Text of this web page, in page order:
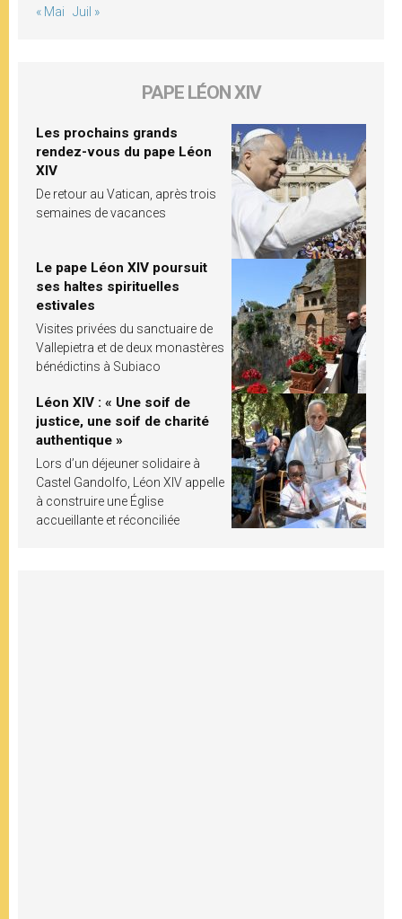
« Mai Juil »
PAPE LÉON XIV
Les prochains grands
rendez-vous du pape Léon
XIV
De retour au Vatican, après trois
semaines de vacances
Le pape Léon XIV poursuit
ses haltes spirituelles
estivales
Visites privées du sanctuaire de
Vallepietra et de deux monastères
bénédictins à Subiaco
Léon XIV : « Une soif de
justice, une soif de charité
authentique »
Lors d’un déjeuner solidaire à
Castel Gandolfo, Léon XIV appelle
à construire une Église
accueillante et réconciliée